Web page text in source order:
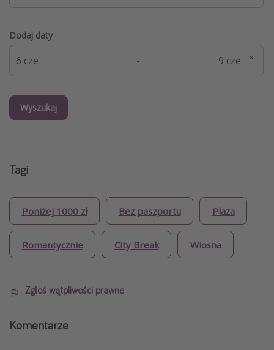
Dodaj daty
-
Wyszukaj
Tagi
Poniżej 1000 zł Bez paszportu Plaża
Romantycznie City Break Wiosna
Zgłoś wątpliwości prawne
Komentarze